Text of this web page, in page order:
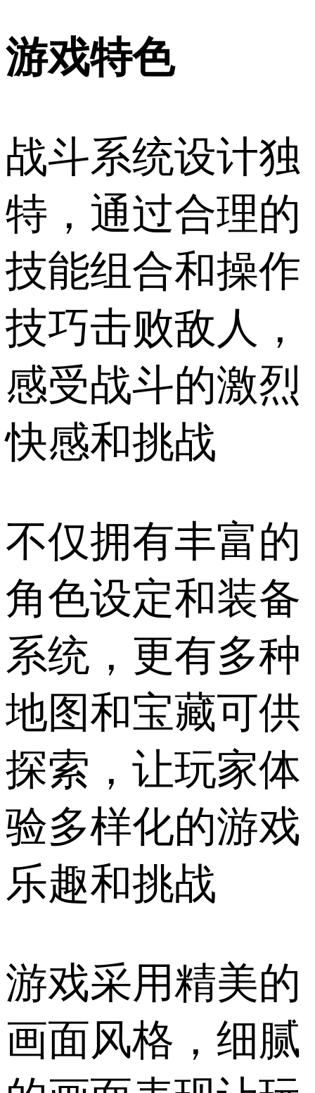
游戏特色
战斗系统设计独
特，通过合理的
技能组合和操作
技巧击败敌人，
感受战斗的激烈
快感和挑战
不仅拥有丰富的
角色设定和装备
系统，更有多种
地图和宝藏可供
探索，让玩家体
验多样化的游戏
乐趣和挑战
游戏采用精美的
画面风格，细腻